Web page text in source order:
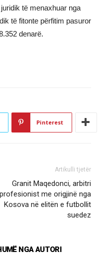
të menaxhuar nga
të fitonte përfitim pasuror
denarë.
Pinterest
Artikulli tjetër
Granit Maqedonci, arbitri
profesionist me origjinë nga
Kosova në elitën e futbollit
suedez
NGA AUTORI